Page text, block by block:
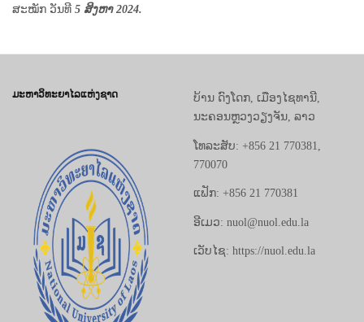
ສະໝັກ ວັນທີ 5 ສິງຫາ 2024.
ມະຫາວິທະຍາໄລແຫ່ງຊາດ
ບ້ານ ດົງໂດກ, ເມືອງໄຊທານີ,
ນະຄອນຫຼວງວຽງຈັນ, ລາວ
ໂທລະສັບ: +856 21 770381,
770070
ແຟັກ: +856 21 770381
ອີເມວ: nuol@nuol.edu.la
ເວັບໄຊ: https://nuol.edu.la